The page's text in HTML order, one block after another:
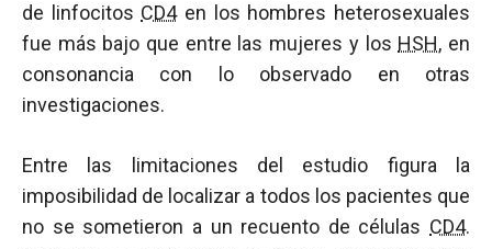
de linfocitos CD4en los hombres heterosexuales
fue más bajo que entre las mujeres y los HSH, en
consonancia con lo observado en otras
investigaciones.
Entre las limitaciones del estudio figura la
imposibilidad de localizar a todos los pacientes que
no se sometieron a un recuento de células CD4.